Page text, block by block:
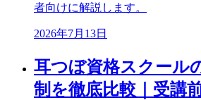
者向けに解説します。
2026年7月13日
耳つぼ資格スクール
制を徹底比較｜受講